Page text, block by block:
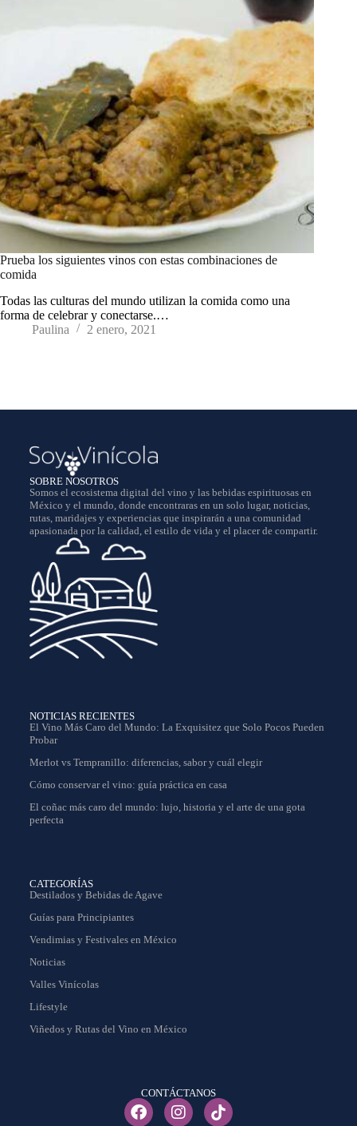
Prueba los siguientes vinos con estas combinaciones de
comida
Todas las culturas del mundo utilizan la comida como una
forma de celebrar y conectarse.…
Paulina
2 enero, 2021
SOBRE NOSOTROS
Somos el ecosistema digital del vino y las bebidas espirituosas en
México y el mundo, donde encontraras en un solo lugar, noticias,
rutas, maridajes y experiencias que inspirarán a una comunidad
apasionada por la calidad, el estilo de vida y el placer de compartir.
NOTICIAS RECIENTES
El Vino Más Caro del Mundo: La Exquisitez que Solo Pocos Pueden
Probar
Merlot vs Tempranillo: diferencias, sabor y cuál elegir
Cómo conservar el vino: guía práctica en casa
El coñac más caro del mundo: lujo, historia y el arte de una gota
perfecta
CATEGORÍAS
Destilados y Bebidas de Agave
Guías para Principiantes
Vendimias y Festivales en México
Noticias
Valles Vinícolas
Lifestyle
Viñedos y Rutas del Vino en México
CONTÁCTANOS